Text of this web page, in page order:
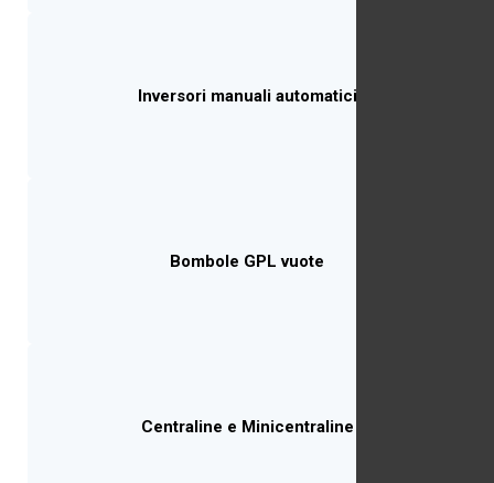
Inversori manuali automatici
Bombole GPL vuote
Centraline e Minicentraline